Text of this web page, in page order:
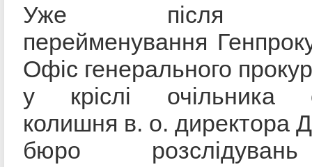
Уже після
перейменування
Офіс генерального
у кріслі очільника
колишня в. о. директора
бюро